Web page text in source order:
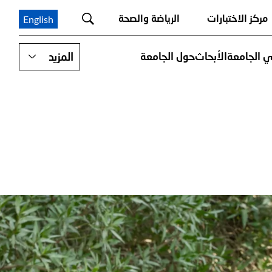
English مركز الاختبارات الرياضة والصحة
الجامعةالأبحاثحول الجامعة المزيد